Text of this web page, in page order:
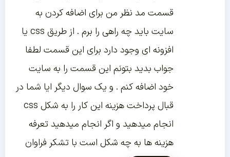
قسمت مد نظر من برای اضافه کردن به
سایت باید چه راهی را برم . از طریق css یا
افزونه ای وجود دارد برای این قسمت لطفا
جواب بدید بتونم این قسمت را به سایت
خود اضافه کنم . و یک سوال دیگر ایا شما در
قبال پرداخت هزینه این کار را به شکل css
انجام میدهید و اگر انجام میدهید تعرفه
هزینه ها به چه شکل است با تشکر فراوان